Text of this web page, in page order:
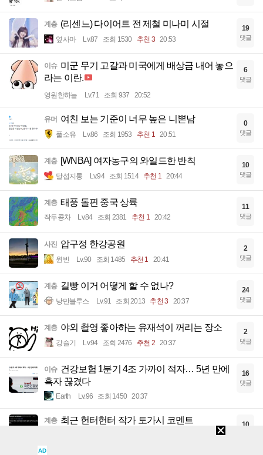
계층 (리센느) 다이어트 전 제철 미나미 시절
옆사마 Lv.87 조회 1530 추천 3 20:53
19
댓글
이슈 미군 무기 고갈과 미국에게 배상금 내어 놓으
라는 이란.
영원한하늘 Lv.71 조회 937 20:52
6
댓글
유머 여친 보는 기준이 너무 높은 니뽄남
풀소유 Lv.86 조회 1953 추천 1 20:51
0
댓글
계층 [WNBA] 여자농구의 와일드한 반칙
달섭지롱 Lv.94 조회 1514 추천 1 20:44
10
댓글
계층 태풍 돌핀 중국 상륙
작두콩차 Lv.84 조회 2381 추천 1 20:42
11
댓글
사진 압구정 한강공원
윈빈 Lv.90 조회 1485 추천 1 20:41
2
댓글
계층 길빵 이거 어떻게 할 수 없나?
낭만블루스 Lv.91 조회 2013 추천 3 20:37
24
댓글
계층 야외 촬영 좋아하는 유재석이 꺼리는 장소
강슬기 Lv.94 조회 2476 추천 2 20:37
2
댓글
이슈 건강보험 1분기 4조 가까이 적자… 5년 만에
흑자 끊겼다
Earth Lv.96 조회 1450 20:37
16
댓글
계층 최근 헌터헌터 작가 토가시 코멘트 10
AD